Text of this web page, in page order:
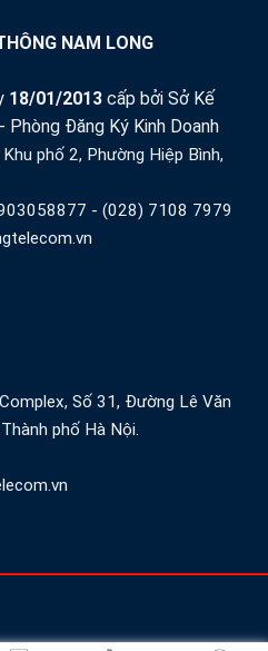
NAM LONG
18/01/2013 cấp bởi Sở Kế
Đăng Ký Kinh Doanh
phố 2, Phường Hiệp Bình,
- (028) 7108 7979
Số 31, Đường Lê Văn
phố Hà Nội.